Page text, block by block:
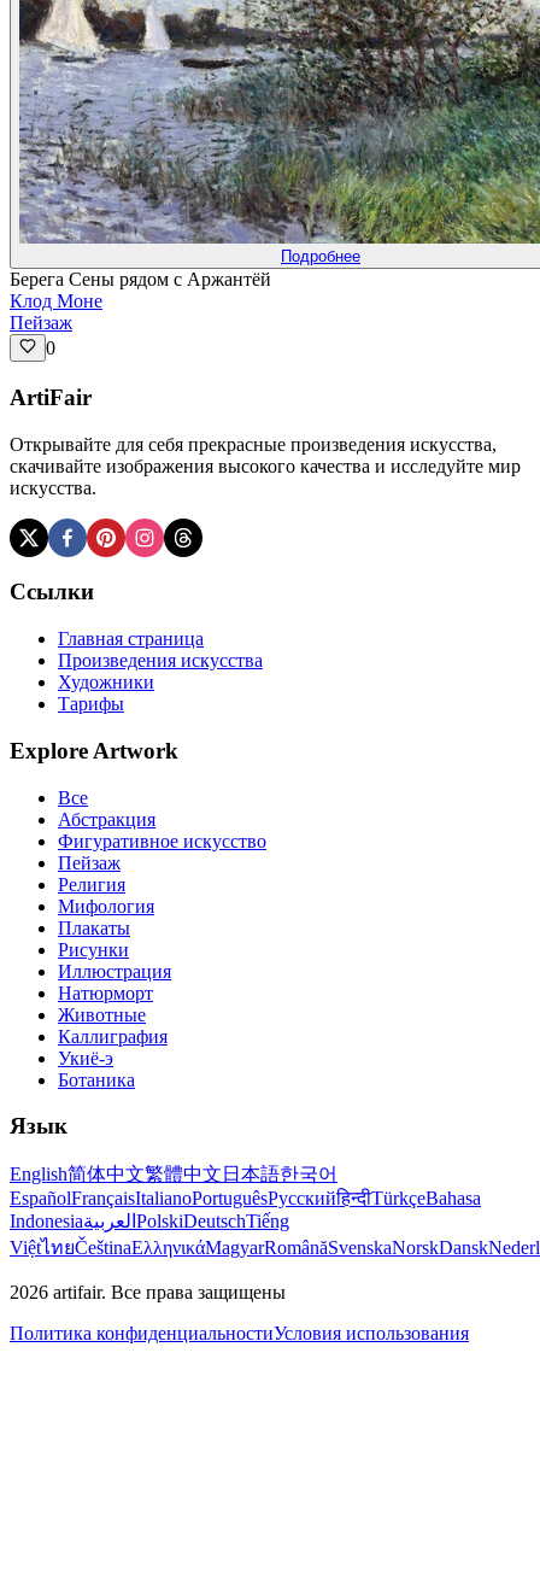
Подробнее
Берега Сены рядом с Аржантёй
Клод Моне
Пейзаж
0
ArtiFair
Открывайте для себя прекрасные произведения искусства,
скачивайте изображения высокого качества и исследуйте мир
искусства.
Ссылки
Главная страница
Произведения искусства
Художники
Тарифы
Explore Artwork
Все
Абстракция
Фигуративное искусство
Пейзаж
Религия
Мифология
Плакаты
Рисунки
Иллюстрация
Натюрморт
Животные
Каллиграфия
Укиё-э
Ботаника
Язык
English简体中文繁體中文 日本語한국어
EspañolFrançaisItalianoPortuguêsРусскийहिन्दीTürkçeBahasa
Indonesiaالعربية PolskiDeutschTiếng
ViệtไทยČeštinaΕλληνικάMagyarRomânăSvenskaNorskDansk
2026 artifair. Все права защищены
Политика конфиденциальностиУсловия использования